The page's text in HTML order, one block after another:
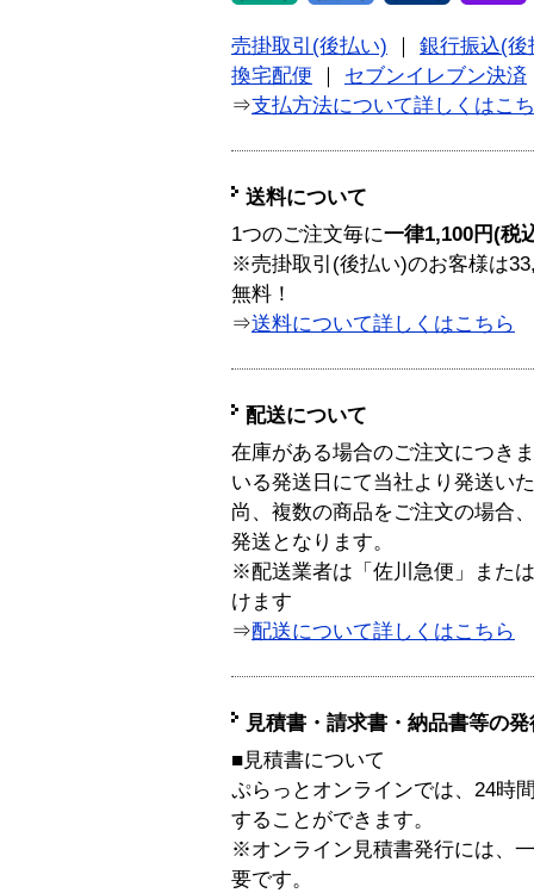
売掛取引(後払い)
銀行振込(後
換宅配便
セブンイレブン決済
⇒支払方法について詳しくはこ
送料について
1つのご注文毎に一律1,100円(税
※売掛取引(後払い)のお客様は
無料！
⇒送料について詳しくはこちら
配送について
在庫がある場合のご注文につき
いる発送日にて当社より発送い
尚、複数の商品をご注文の場合
発送となります。
※配送業者は「佐川急便」また
けます
⇒配送について詳しくはこちら
見積書・請求書・納品書等の
■見積書について
ぷらっとオンラインでは、24時
することができます。
※オンライン見積書発行には、
要です。